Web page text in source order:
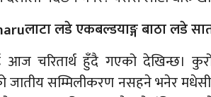
लाटा लडे एकबल्डयाङ्ग बाठा लडे
आज चरितार्थ हुँदै गएको देखिन्छ।
जातीय सम्मिलीकरण नसहने भनेर